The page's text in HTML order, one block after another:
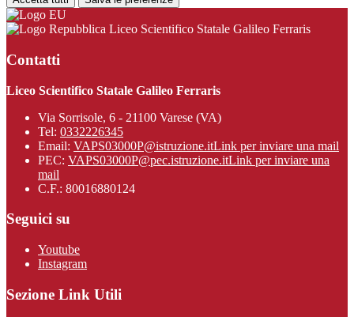
Liceo Scientifico Statale Galileo Ferraris
Contatti
Liceo Scientifico Statale Galileo Ferraris
Via Sorrisole, 6 - 21100 Varese (VA)
Tel: 0332226345
Email: VAPS03000P@istruzione.itLink per inviare una mail
PEC: VAPS03000P@pec.istruzione.itLink per inviare una
mail
C.F.: 80016880124
Seguici su
Youtube
Instagram
Sezione Link Utili